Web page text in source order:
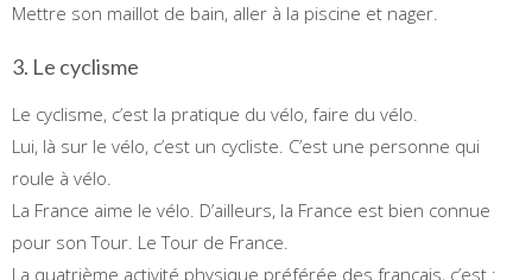
Mettre son maillot de bain, aller à la piscine et nager.
3. Le cyclisme
Le cyclisme, c’est la pratique du vélo, faire du vélo.
Lui, là sur le vélo, c’est un cycliste. C’est une personne qui
roule à vélo.
La France aime le vélo. D’ailleurs, la France est bien connue
pour son Tour. Le Tour de France.
La quatrième activité physique préférée des français, c’est :